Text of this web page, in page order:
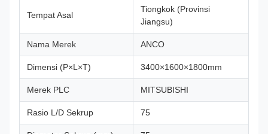
Tempat Asal
Tiongkok (Provinsi
Jiangsu)
Nama Merek ANCO
Dimensi (P×L×T) 3400×1600×1800mm
Merek PLC MITSUBISHI
Rasio L/D Sekrup 75